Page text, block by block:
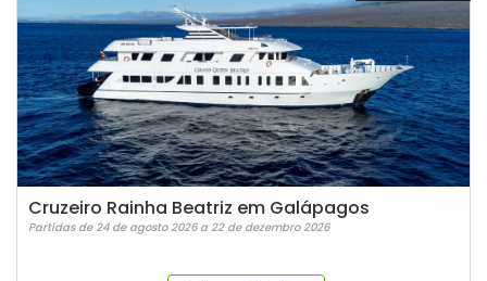
Cruzeiro Rainha Beatriz em Galápagos
Partidas de 24 de agosto 2026 a 22 de dezembro 2026